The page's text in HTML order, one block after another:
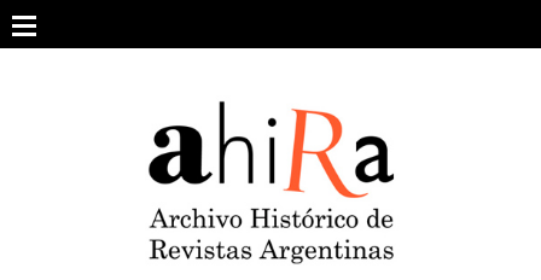
content
ARCHIVO DE REVISTAS
ESTUDIOS CRÍTICOS